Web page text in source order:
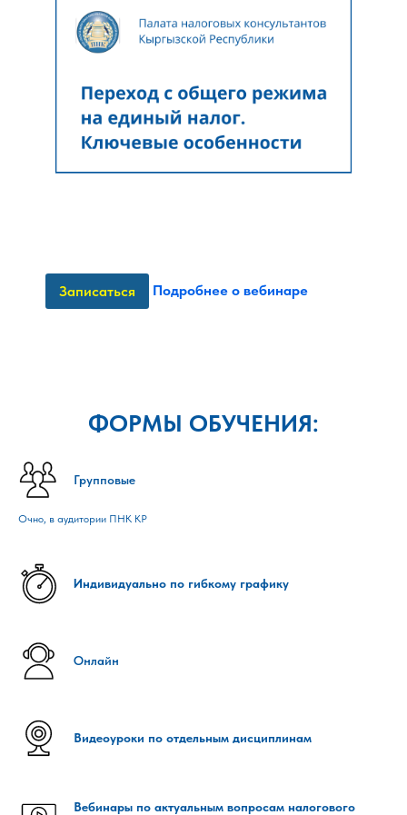
Записаться Подробнее о вебинаре
ФОРМЫ ОБУЧЕНИЯ:
Групповые
Очно, в аудитории ПНК КР
Индивидуально по гибкому графику
Онлайн
Видеоуроки по отдельным дисциплинам
Вебинары по актуальным вопросам налогового